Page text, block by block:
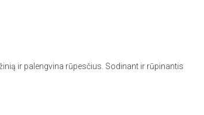
ir palengvina rūpesčius. Sodinant ir rūpinantis